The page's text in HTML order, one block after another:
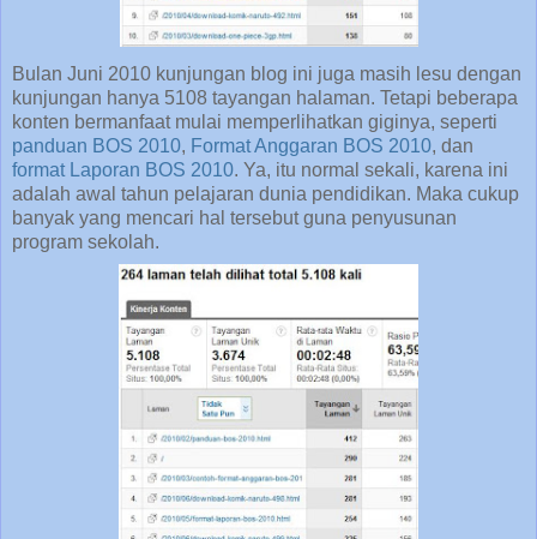
Bulan Juni 2010 kunjungan blog ini juga masih lesu dengan
kunjungan hanya 5108 tayangan halaman. Tetapi beberapa
konten bermanfaat mulai memperlihatkan giginya, seperti
panduan BOS 2010, Format Anggaran BOS 2010, dan
format Laporan BOS 2010. Ya, itu normal sekali, karena ini
adalah awal tahun pelajaran dunia pendidikan. Maka cukup
banyak yang mencari hal tersebut guna penyusunan
program sekolah.